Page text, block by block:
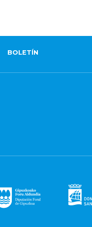
BOLETÍN